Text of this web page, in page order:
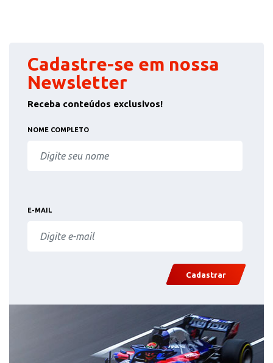
Cadastre-se em nossa
Newsletter
Receba conteúdos exclusivos!
NOME COMPLETO
E-MAIL
Cadastrar